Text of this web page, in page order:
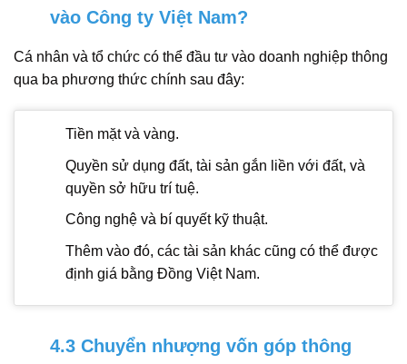
vào Công ty Việt Nam?
Cá nhân và tổ chức có thể đầu tư vào doanh nghiệp thông
qua ba phương thức chính sau đây:
Tiền mặt và vàng.
Quyền sử dụng đất, tài sản gắn liền với đất, và
quyền sở hữu trí tuệ.
Công nghệ và bí quyết kỹ thuật.
Thêm vào đó, các tài sản khác cũng có thể được
định giá bằng Đồng Việt Nam.
4.3 Chuyển nhượng vốn góp thông